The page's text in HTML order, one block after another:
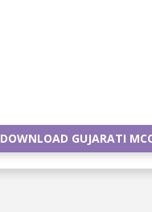
DOWNLOAD GUJARATI